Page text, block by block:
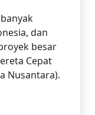
dan
besar
Cepat
Nusantara).